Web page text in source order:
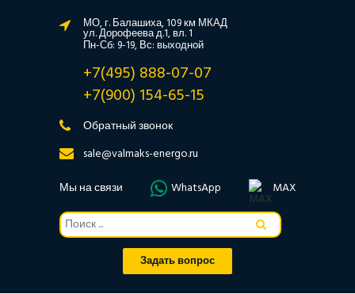
МО, г. Балашиха, 109 км МКАД
ул. Дорофеева д.1, вл. 1
Пн-Сб: 9-19, Вс: выходной
+7(495) 888-07-07
+7(900) 154-65-15
Обратный звонок
sale@valmaks-energo.ru
Мы на связи
WhatsApp MAX
Задать вопрос